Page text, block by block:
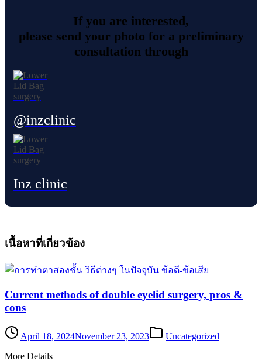
If you are interested,
please send your photo for a preliminary
consultation through
@inzclinic
Inz clinic
เนื้อหาที่เกี่ยวข้อง
Current methods of double eyelid surgery, pros &
cons
April 18, 2024November 23, 2023
Uncategorized
More Details